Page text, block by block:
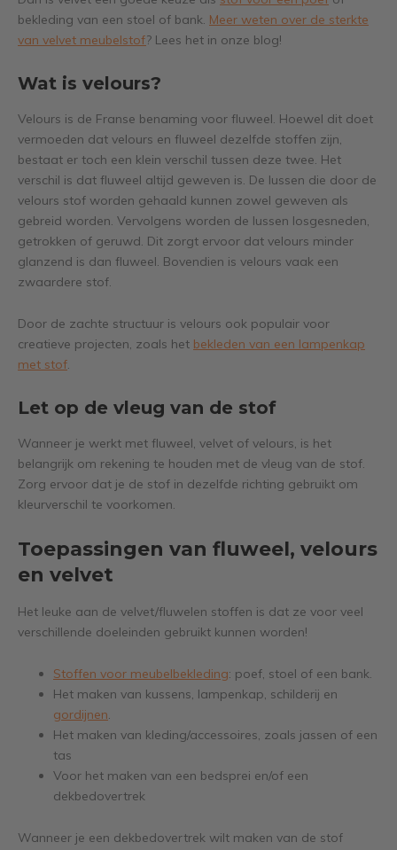
bekleding van een stoel of bank. Meer weten over de sterkte
van velvet meubelstof? Lees het in onze blog!
Wat is velours?
Velours is de Franse benaming voor fluweel. Hoewel dit doet
vermoeden dat velours en fluweel dezelfde stoffen zijn,
bestaat er toch een klein verschil tussen deze twee. Het
verschil is dat fluweel altijd geweven is. De lussen die door de
velours stof worden gehaald kunnen zowel geweven als
gebreid worden. Vervolgens worden de lussen losgesneden,
getrokken of geruwd. Dit zorgt ervoor dat velours minder
glanzend is dan fluweel. Bovendien is velours vaak een
zwaardere stof.
Door de zachte structuur is velours ook populair voor
creatieve projecten, zoals het bekleden van een lampenkap
met stof.
Let op de vleug van de stof
Wanneer je werkt met fluweel, velvet of velours, is het
belangrijk om rekening te houden met de vleug van de stof.
Zorg ervoor dat je de stof in dezelfde richting gebruikt om
kleurverschil te voorkomen.
Toepassingen van fluweel, velours
en velvet
Het leuke aan de velvet/fluwelen stoffen is dat ze voor veel
verschillende doeleinden gebruikt kunnen worden!
Stoffen voor meubelbekleding: poef, stoel of een bank.
Het maken van kussens, lampenkap, schilderij en
gordijnen.
Het maken van kleding/accessoires, zoals jassen of een
tas
Voor het maken van een bedsprei en/of een
dekbedovertrek
Wanneer je een dekbedovertrek wilt maken van de stof